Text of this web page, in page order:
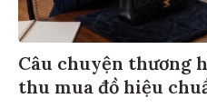
Câu chuyện thương
thu mua đồ hiệu